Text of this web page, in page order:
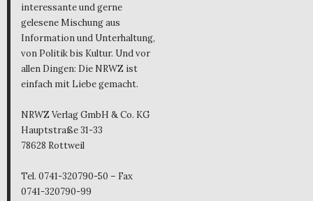
interessante und gerne
gelesene Mischung aus
Information und Unterhaltung,
von Politik bis Kultur. Und vor
allen Dingen: Die NRWZ ist
einfach mit Liebe gemacht.
NRWZ Verlag GmbH & Co. KG
Hauptstraße 31-33
78628 Rottweil
Tel. 0741-320790-50 – Fax
0741-320790-99